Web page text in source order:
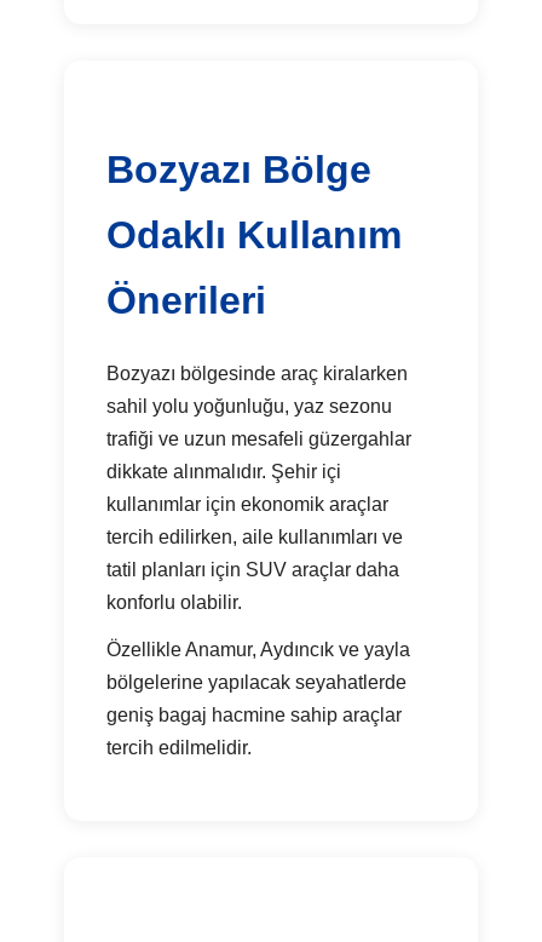
Bozyazı Bölge
Odaklı Kullanım
Önerileri
Bozyazı bölgesinde araç kiralarken
sahil yolu yoğunluğu, yaz sezonu
trafiği ve uzun mesafeli güzergahlar
dikkate alınmalıdır. Şehir içi
kullanımlar için ekonomik araçlar
tercih edilirken, aile kullanımları ve
tatil planları için SUV araçlar daha
konforlu olabilir.
Özellikle Anamur, Aydıncık ve yayla
bölgelerine yapılacak seyahatlerde
geniş bagaj hacmine sahip araçlar
tercih edilmelidir.